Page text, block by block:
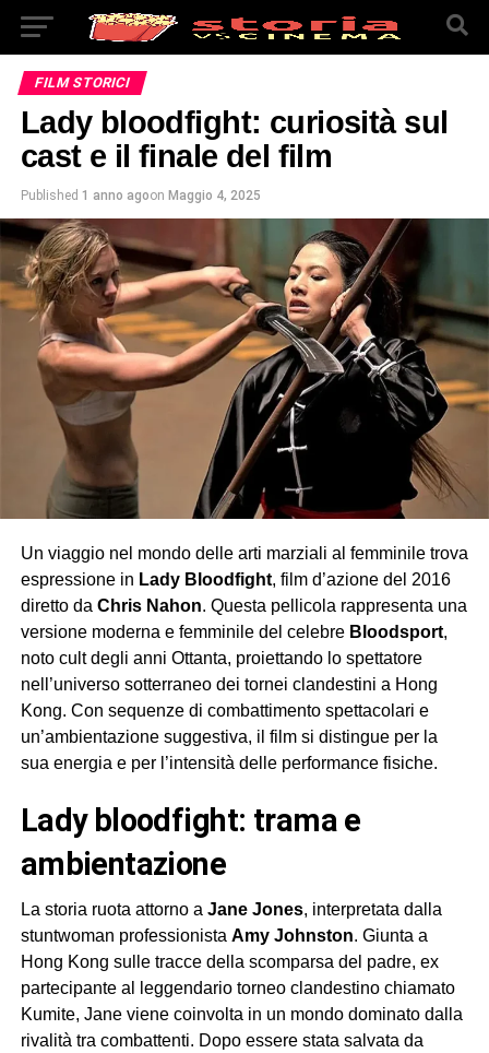
FILM STORICI
Lady bloodfight: curiosità sul
cast e il finale del film
Published 1 anno agoon Maggio 4, 2025
Un viaggio nel mondo delle arti marziali al femminile trova
espressione in Lady Bloodfight, film d’azione del 2016
diretto da Chris Nahon. Questa pellicola rappresenta una
versione moderna e femminile del celebre Bloodsport,
noto cult degli anni Ottanta, proiettando lo spettatore
nell’universo sotterraneo dei tornei clandestini a Hong
Kong. Con sequenze di combattimento spettacolari e
un’ambientazione suggestiva, il film si distingue per la
sua energia e per l’intensità delle performance fisiche.
lady bloodfight: trama e
ambientazione
La storia ruota attorno a Jane Jones, interpretata dalla
stuntwoman professionista Amy Johnston. Giunta a
Hong Kong sulle tracce della scomparsa del padre, ex
partecipante al leggendario torneo clandestino chiamato
Kumite, Jane viene coinvolta in un mondo dominato dalla
rivalità tra combattenti. Dopo essere stata salvata da